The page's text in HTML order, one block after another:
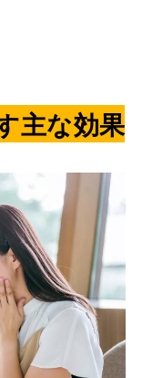
主な効果